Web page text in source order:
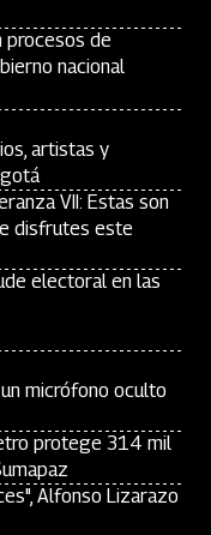
procesos de
nacional
artistas y
VII: Estas son
disfrutes este
electoral en las
micrófono oculto
protege 314 mil
Alfonso Lizarazo